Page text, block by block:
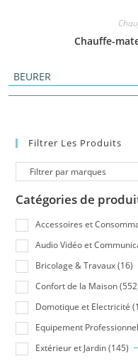
Chauffe-
BEURER
Filtrer Les Produits
Catégories de
Accessoires et
Audio Vidéo et
Bricolage & Travaux (16)
Confort de la Maison
Domotique et Electricité
Equipement Professionnel
Extérieur et Jardin (145)